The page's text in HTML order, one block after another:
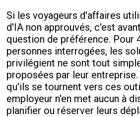
Si les voyageurs d'affaires
d'IA non approuvés, c'est
question de préférence. Pour
personnes interrogées, les
privilégient ne sont tout
proposées par leur
qu'ils se tournent vers ces
employeur n'en met aucun à
planifier ou réserver leurs